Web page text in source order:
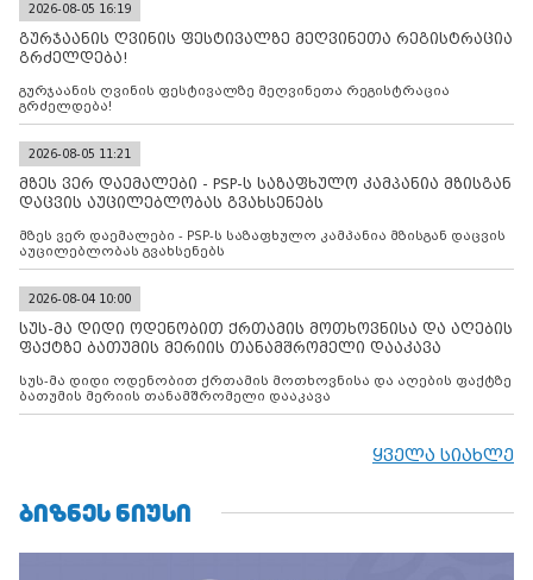
2026-08-05 16:19
გურჯაანის ღვინის ფესტივალზე მეღვინეთა რეგისტრაცია
გრძელდება!
გურჯაანის ღვინის ფესტივალზე მეღვინეთა რეგისტრაცია
გრძელდება!
2026-08-05 11:21
მზეს ვერ დაემალები - PSP-ს საზაფხულო კამპანია მზისგან
დაცვის აუცილებლობას გვახსენებს
მზეს ვერ დაემალები - PSP-ს საზაფხულო კამპანია მზისგან დაცვის
აუცილებლობას გვახსენებს
2026-08-04 10:00
სუს-მა დიდი ოდენობით ქრთამის მოთხოვნისა და აღების
ფაქტზე ბათუმის მერიის თანამშრომელი დააკავა
სუს-მა დიდი ოდენობით ქრთამის მოთხოვნისა და აღების ფაქტზე
ბათუმის მერიის თანამშრომელი დააკავა
ყველა სიახლე
ᲑᲘᲖᲜᲔᲡ ᲜᲘᲣᲡᲘ